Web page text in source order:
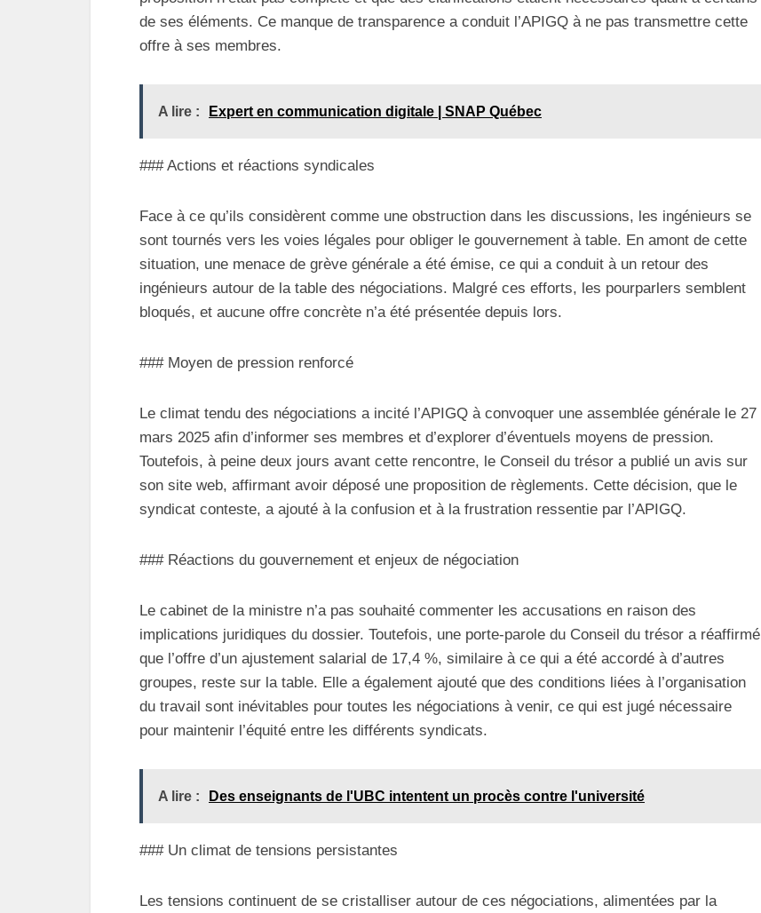
de ses éléments. Ce manque de transparence a conduit l’APIGQ à ne pas transmettre cette
offre à ses membres.
A lire : Expert en communication digitale | SNAP Québec
### Actions et réactions syndicales
Face à ce qu’ils considèrent comme une obstruction dans les discussions, les ingénieurs se
sont tournés vers les voies légales pour obliger le gouvernement à table. En amont de cette
situation, une menace de grève générale a été émise, ce qui a conduit à un retour des
ingénieurs autour de la table des négociations. Malgré ces efforts, les pourparlers semblent
bloqués, et aucune offre concrète n’a été présentée depuis lors.
### Moyen de pression renforcé
Le climat tendu des négociations a incité l’APIGQ à convoquer une assemblée générale le 27
mars 2025 afin d’informer ses membres et d’explorer d’éventuels moyens de pression.
Toutefois, à peine deux jours avant cette rencontre, le Conseil du trésor a publié un avis sur
son site web, affirmant avoir déposé une proposition de règlements. Cette décision, que le
syndicat conteste, a ajouté à la confusion et à la frustration ressentie par l’APIGQ.
### Réactions du gouvernement et enjeux de négociation
Le cabinet de la ministre n’a pas souhaité commenter les accusations en raison des
implications juridiques du dossier. Toutefois, une porte-parole du Conseil du trésor a réaffirmé
que l’offre d’un ajustement salarial de 17,4 %, similaire à ce qui a été accordé à d’autres
groupes, reste sur la table. Elle a également ajouté que des conditions liées à l’organisation
du travail sont inévitables pour toutes les négociations à venir, ce qui est jugé nécessaire
pour maintenir l’équité entre les différents syndicats.
A lire : Des enseignants de l'UBC intentent un procès contre l'université
### Un climat de tensions persistantes
Les tensions continuent de se cristalliser autour de ces négociations, alimentées par la